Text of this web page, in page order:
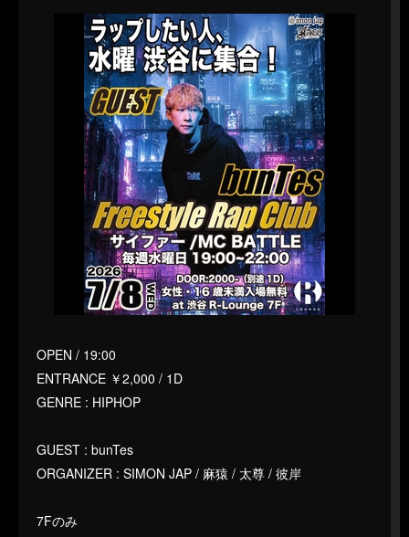
OPEN / 19:00
ENTRANCE ￥2,000 / 1D
GENRE : HIPHOP
GUEST : bunTes
ORGANIZER : SIMON JAP / 麻猿 / 太尊 / 彼岸
7Fのみ